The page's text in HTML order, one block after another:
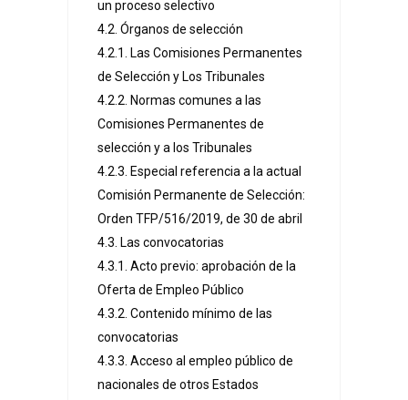
un proceso selectivo
4.2. Órganos de selección
4.2.1. Las Comisiones Permanentes
de Selección y Los Tribunales
4.2.2. Normas comunes a las
Comisiones Permanentes de
selección y a los Tribunales
4.2.3. Especial referencia a la actual
Comisión Permanente de Selección:
Orden TFP/516/2019, de 30 de abril
4.3. Las convocatorias
4.3.1. Acto previo: aprobación de la
Oferta de Empleo Público
4.3.2. Contenido mínimo de las
convocatorias
4.3.3. Acceso al empleo público de
nacionales de otros Estados